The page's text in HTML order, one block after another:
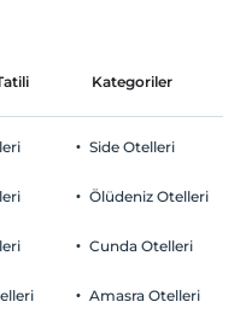
Kategoriler
Side Otelleri
Ölüdeniz Otelleri
Cunda Otelleri
Amasra Otelleri